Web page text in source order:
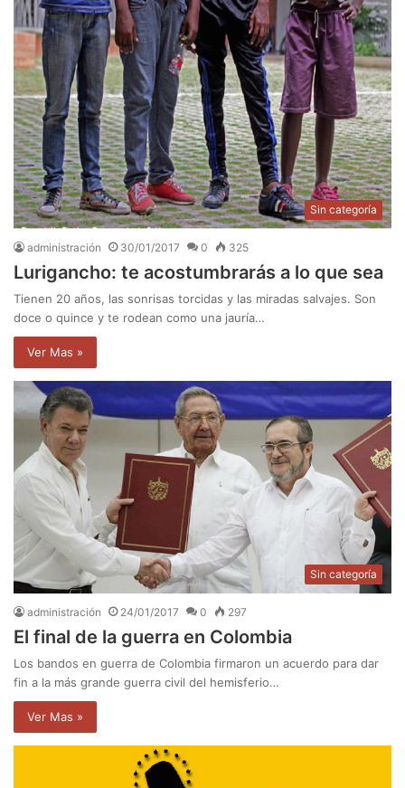
Sin categoría
administración 30/01/2017 0 325
Lurigancho: te acostumbrarás a lo que sea
Tienen 20 años, las sonrisas torcidas y las miradas salvajes. Son
doce o quince y te rodean como una jauría…
Ver Mas »
Sin categoría
administración 24/01/2017 0 297
El final de la guerra en Colombia
Los bandos en guerra de Colombia firmaron un acuerdo para dar
fin a la más grande guerra civil del hemisferio…
Ver Mas »